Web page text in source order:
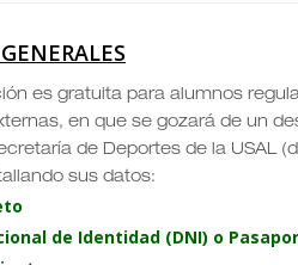
es gratuita para alumnos
en que se gozará de un
de Deportes de la USAL
sus datos:
de Identidad (DNI) o